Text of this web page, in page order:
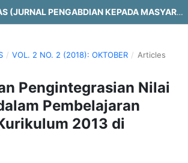
J-ABDIPAMAS (JURNAL PENGABDIAN KEPADA MASYARAKAT)
/ VOL. 2 NO. 2 (2018): OKTOBER / Articles
Pengintegrasian Nilai
Pembelajaran
2013 di